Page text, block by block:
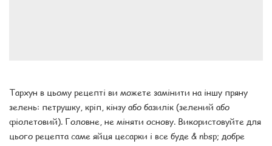
Тархун в цьому рецепті ви можете замінити на іншу пряну
зелень: петрушку, кріп, кінзу або базилік (зелений або
фіолетовий). Головне, не міняти основу. Використовуйте для
цього рецепта саме яйця цесарки і все буде & nbsp; добре